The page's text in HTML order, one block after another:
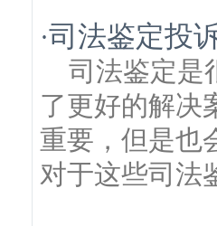
·司法鉴定投
司法鉴定是
了更好的解决
重要，但是也
对于这些司法